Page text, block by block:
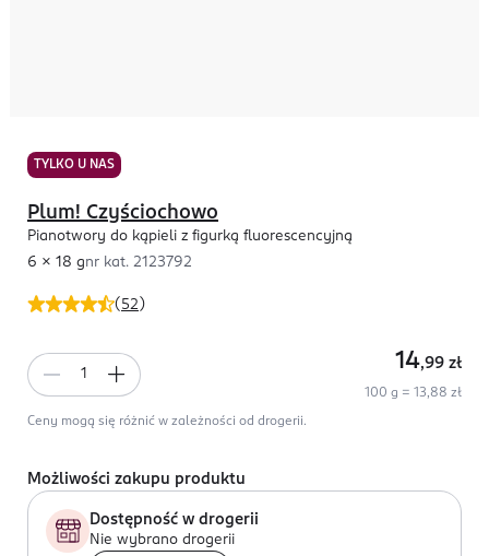
TYLKO U NAS
( 52 )
Plum! Czyściochowo
Pianotwory do kąpieli z figurką fluorescencyjną
6 x 18 gnr kat. 2123792
14,99 zł
100 g = 13,88 zł
Ceny mogą się różnić w zależności od drogerii.
Możliwości zakupu produktu
Dostępność w drogerii
Nie wybrano drogerii